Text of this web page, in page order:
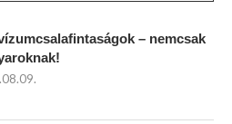
– nemcsak